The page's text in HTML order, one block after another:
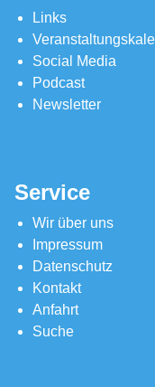
Links
Social Media
Podcast
Newsletter
Service
Wir über uns
Impressum
Datenschutz
Kontakt
Anfahrt
Suche